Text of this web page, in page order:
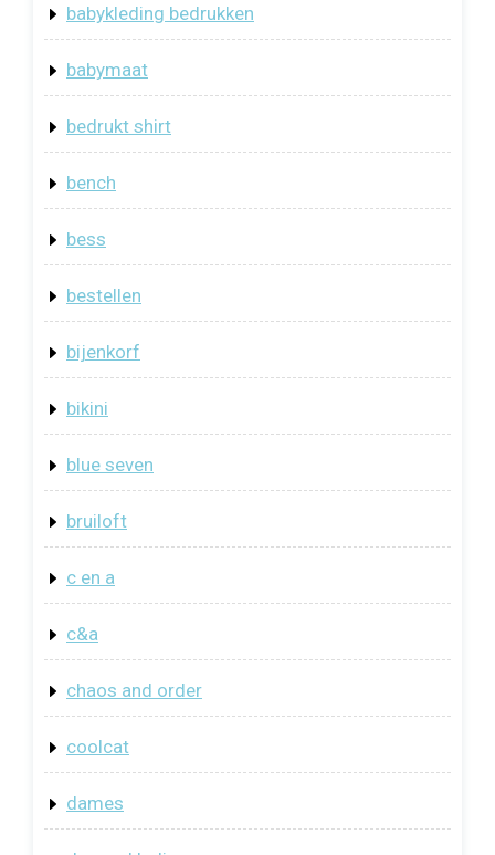
babykleding bedrukken
babymaat
bedrukt shirt
bench
bess
bestellen
bijenkorf
bikini
blue seven
bruiloft
c en a
c&a
chaos and order
coolcat
dames